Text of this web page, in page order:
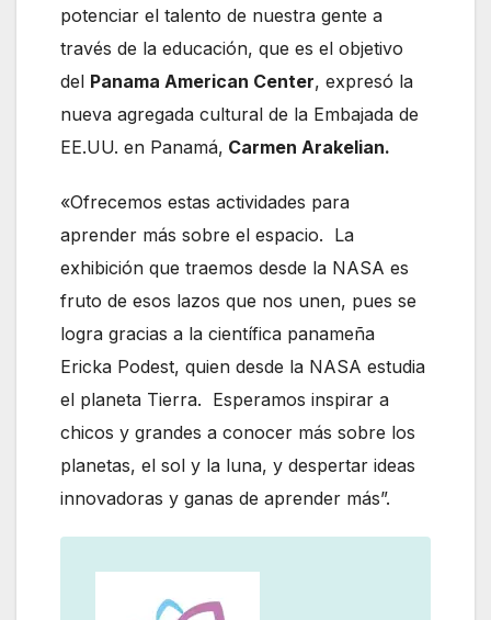
potenciar el talento de nuestra gente a
través de la educación, que es el objetivo
del Panama American Center, expresó la
nueva agregada cultural de la Embajada de
EE.UU. en Panamá, Carmen Arakelian.
«Ofrecemos estas actividades para
aprender más sobre el espacio. La
exhibición que traemos desde la NASA es
fruto de esos lazos que nos unen, pues se
logra gracias a la científica panameña
Ericka Podest, quien desde la NASA estudia
el planeta Tierra. Esperamos inspirar a
chicos y grandes a conocer más sobre los
planetas, el sol y la luna, y despertar ideas
innovadoras y ganas de aprender más”.